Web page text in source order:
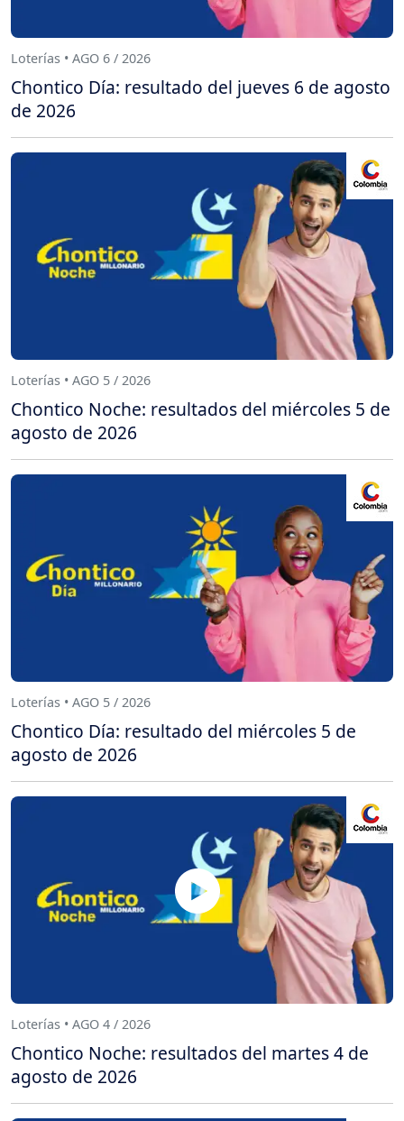
Loterías • AGO 6 / 2026
Chontico Día: resultado del jueves 6 de agosto
de 2026
Loterías • AGO 5 / 2026
Chontico Noche: resultados del miércoles 5 de
agosto de 2026
Loterías • AGO 5 / 2026
Chontico Día: resultado del miércoles 5 de
agosto de 2026
Loterías • AGO 4 / 2026
Chontico Noche: resultados del martes 4 de
agosto de 2026